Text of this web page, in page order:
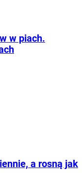
w piach.
a rosną jak